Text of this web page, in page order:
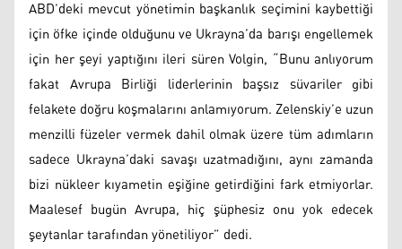
ABD’deki mevcut yönetimin başkanlık seçimini kaybettiği
için öfke içinde olduğunu ve Ukrayna’da barışı engellemek
için her şeyi yaptığını ileri süren Volgin, “Bunu anlıyorum
fakat Avrupa Birliği liderlerinin başsız süvariler gibi
felakete doğru koşmalarını anlamıyorum. Zelenskiy’e uzun
menzilli füzeler vermek dahil olmak üzere tüm adımların
sadece Ukrayna’daki savaşı uzatmadığını, aynı zamanda
bizi nükleer kıyametin eşiğine getirdiğini fark etmiyorlar.
Maalesef bugün Avrupa, hiç şüphesiz onu yok edecek
şeytanlar tarafından yönetiliyor” dedi.